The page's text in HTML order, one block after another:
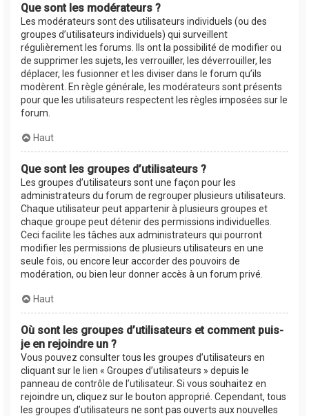
Que sont les modérateurs ?
Les modérateurs sont des utilisateurs individuels (ou des
groupes d’utilisateurs individuels) qui surveillent
régulièrement les forums. Ils ont la possibilité de modifier ou
de supprimer les sujets, les verrouiller, les déverrouiller, les
déplacer, les fusionner et les diviser dans le forum qu’ils
modèrent. En règle générale, les modérateurs sont présents
pour que les utilisateurs respectent les règles imposées sur le
forum.
Haut
Que sont les groupes d’utilisateurs ?
Les groupes d’utilisateurs sont une façon pour les
administrateurs du forum de regrouper plusieurs utilisateurs.
Chaque utilisateur peut appartenir à plusieurs groupes et
chaque groupe peut détenir des permissions individuelles.
Ceci facilite les tâches aux administrateurs qui pourront
modifier les permissions de plusieurs utilisateurs en une
seule fois, ou encore leur accorder des pouvoirs de
modération, ou bien leur donner accès à un forum privé.
Haut
Où sont les groupes d’utilisateurs et comment puis-
je en rejoindre un ?
Vous pouvez consulter tous les groupes d’utilisateurs en
cliquant sur le lien « Groupes d’utilisateurs » depuis le
panneau de contrôle de l’utilisateur. Si vous souhaitez en
rejoindre un, cliquez sur le bouton approprié. Cependant, tous
les groupes d’utilisateurs ne sont pas ouverts aux nouvelles